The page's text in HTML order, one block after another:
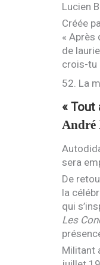
Lucien
Créée
« Après
de
crois-tu
52. La
« Tout
André
sera
De
la
qui
Les
Militant